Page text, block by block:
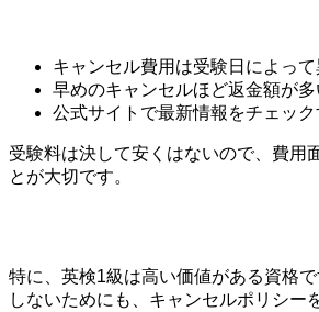
キャンセル費用は受験日によって
早めのキャンセルほど返金額が多
公式サイトで最新情報をチェック
受験料は決して安くはないので、費用
とが大切です。
特に、英検1級は高い価値がある資格
しないためにも、キャンセルポリシー